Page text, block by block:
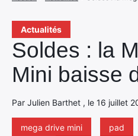
Actualités
Soldes : la
Mini baisse
Par Julien Barthet , le 16 juillet
mega drive mini pad